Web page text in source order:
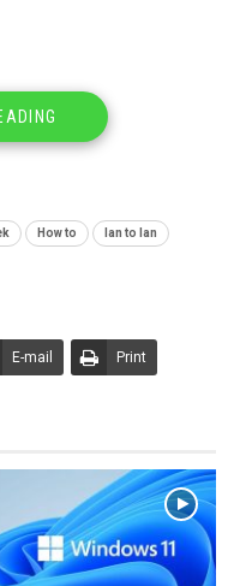
Cisco ASA5525-X TO
How to lan to lan
E-mail Print